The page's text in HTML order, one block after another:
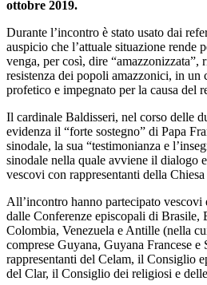
ottobre 2019.
Durante l’incontro è stato usato dai
auspicio che l’attuale situazione rende
venga, per così, dire “amazzonizzata”,
resistenza dei popoli amazzonici, in un
profetico e impegnato per la causa del
Il cardinale Baldisseri, nel corso delle
evidenza il “forte sostegno” di Papa
sinodale, la sua “testimonianza e
sinodale nella quale avviene il dialogo
vescovi con rappresentanti della
All’incontro hanno partecipato vescovi
dalle Conferenze episcopali di Brasile,
Colombia, Venezuela e Antille (nella
comprese Guyana, Guyana Francese e
rappresentanti del Celam, il Consiglio
del Clar, il Consiglio dei religiosi e